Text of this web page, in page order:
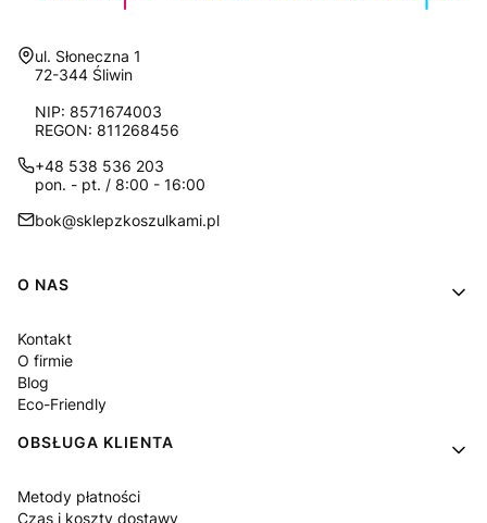
Adres:
ul. Słoneczna 1
72-344 Śliwin
NIP: 8571674003
REGON: 811268456
+48 538 536 203
pon. - pt. / 8:00 - 16:00
bok@sklepzkoszulkami.pl
Linki w stopce
O NAS
Kontakt
O firmie
Blog
Eco-Friendly
OBSŁUGA KLIENTA
Metody płatności
Czas i koszty dostawy